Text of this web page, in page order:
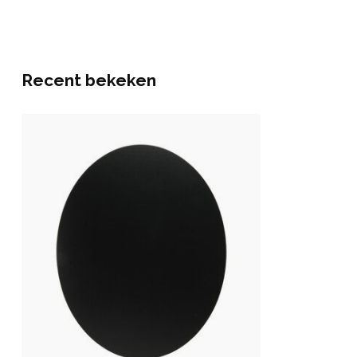
Recent bekeken